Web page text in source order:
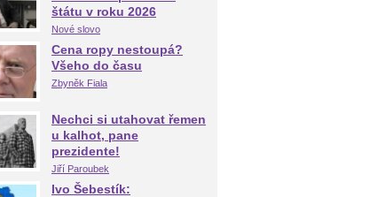
štátu v roku 2026
Nové slovo
Cena ropy nestoupá?
Všeho do času
Zbyněk Fiala
Nechci si utahovat řemen
u kalhot, pane
prezidente!
Jiří Paroubek
Ivo Šebestík: